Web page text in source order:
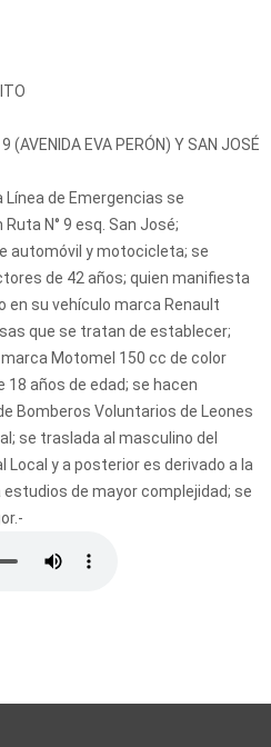
(AVENIDA EVA PERÓN) Y SAN JOSÉ
Línea de Emergencias se
N° 9 esq. San José;
automóvil y motocicleta; se
de 42 años; quien manifiesta
en su vehículo marca Renault
que se tratan de establecer;
Motomel 150 cc de color
18 años de edad; se hacen
Bomberos Voluntarios de Leones
se traslada al masculino del
Local y a posterior es derivado a la
de mayor complejidad; se